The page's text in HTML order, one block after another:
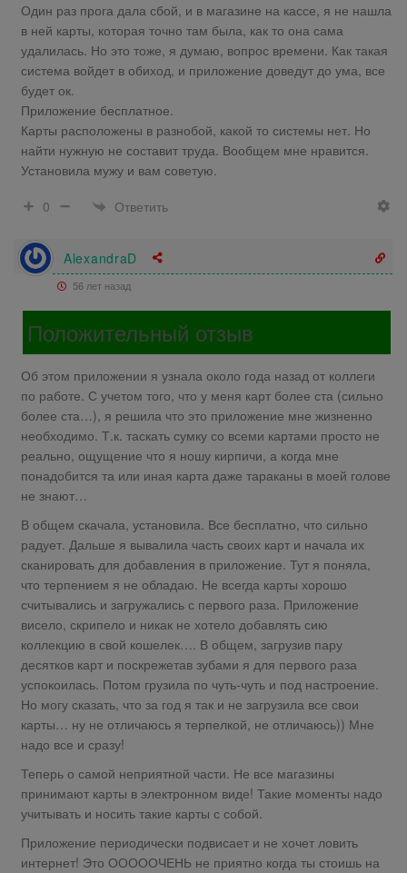
Один раз прога дала сбой, и в магазине на кассе, я не нашла
в ней карты, которая точно там была, как то она сама
удалилась. Но это тоже, я думаю, вопрос времени. Как такая
система войдет в обиход, и приложение доведут до ума, все
будет ок.
Приложение бесплатное.
Карты расположены в разнобой, какой то системы нет. Но
найти нужную не составит труда. Вообщем мне нравится.
Установила мужу и вам советую.
0
Ответить
AlexandraD
56 лет назад
Положительный отзыв
Об этом приложении я узнала около года назад от коллеги
по работе. С учетом того, что у меня карт более ста (сильно
более ста…), я решила что это приложение мне жизненно
необходимо. Т.к. таскать сумку со всеми картами просто не
реально, ощущение что я ношу кирпичи, а когда мне
понадобится та или иная карта даже тараканы в моей голове
не знают…
В общем скачала, установила. Все бесплатно, что сильно
радует. Дальше я вывалила часть своих карт и начала их
сканировать для добавления в приложение. Тут я поняла,
что терпением я не обладаю. Не всегда карты хорошо
считывались и загружались с первого раза. Приложение
висело, скрипело и никак не хотело добавлять сию
коллекцию в свой кошелек…. В общем, загрузив пару
десятков карт и поскрежетав зубами я для первого раза
успокоилась. Потом грузила по чуть-чуть и под настроение.
Но могу сказать, что за год я так и не загрузила все свои
карты… ну не отличаюсь я терпелкой, не отличаюсь)) Мне
надо все и сразу!
Теперь о самой неприятной части. Не все магазины
принимают карты в электронном виде! Такие моменты надо
учитывать и носить такие карты с собой.
Приложение периодически подвисает и не хочет ловить
интернет! Это ОООООЧЕНЬ не приятно когда ты стоишь на